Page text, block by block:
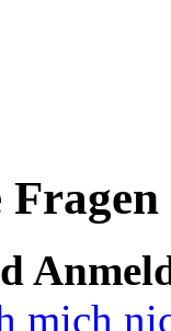
Fragen
mich